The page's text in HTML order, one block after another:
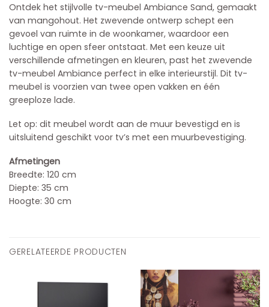
Ontdek het stijlvolle tv-meubel Ambiance Sand, gemaakt
van mangohout. Het zwevende ontwerp schept een
gevoel van ruimte in de woonkamer, waardoor een
luchtige en open sfeer ontstaat. Met een keuze uit
verschillende afmetingen en kleuren, past het zwevende
tv-meubel Ambiance perfect in elke interieurstijl. Dit tv-
meubel is voorzien van twee open vakken en één
greeploze lade.
Let op: dit meubel wordt aan de muur bevestigd en is
uitsluitend geschikt voor tv’s met een muurbevestiging.
Afmetingen
Breedte: 120 cm
Diepte: 35 cm
Hoogte: 30 cm
GERELATEERDE PRODUCTEN